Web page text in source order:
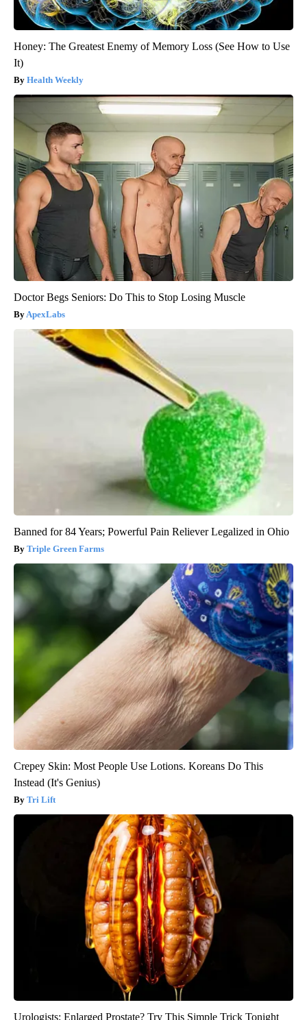
Honey: The Greatest Enemy of Memory Loss (See How to Use
It)
Health Weekly
Doctor Begs Seniors: Do This to Stop Losing Muscle
ApexLabs
Banned for 84 Years; Powerful Pain Reliever Legalized in Ohio
Triple Green Farms
Crepey Skin: Most People Use Lotions. Koreans Do This
Instead (It's Genius)
Tri Lift
Urologists: Enlarged Prostate? Try This Simple Trick Tonight